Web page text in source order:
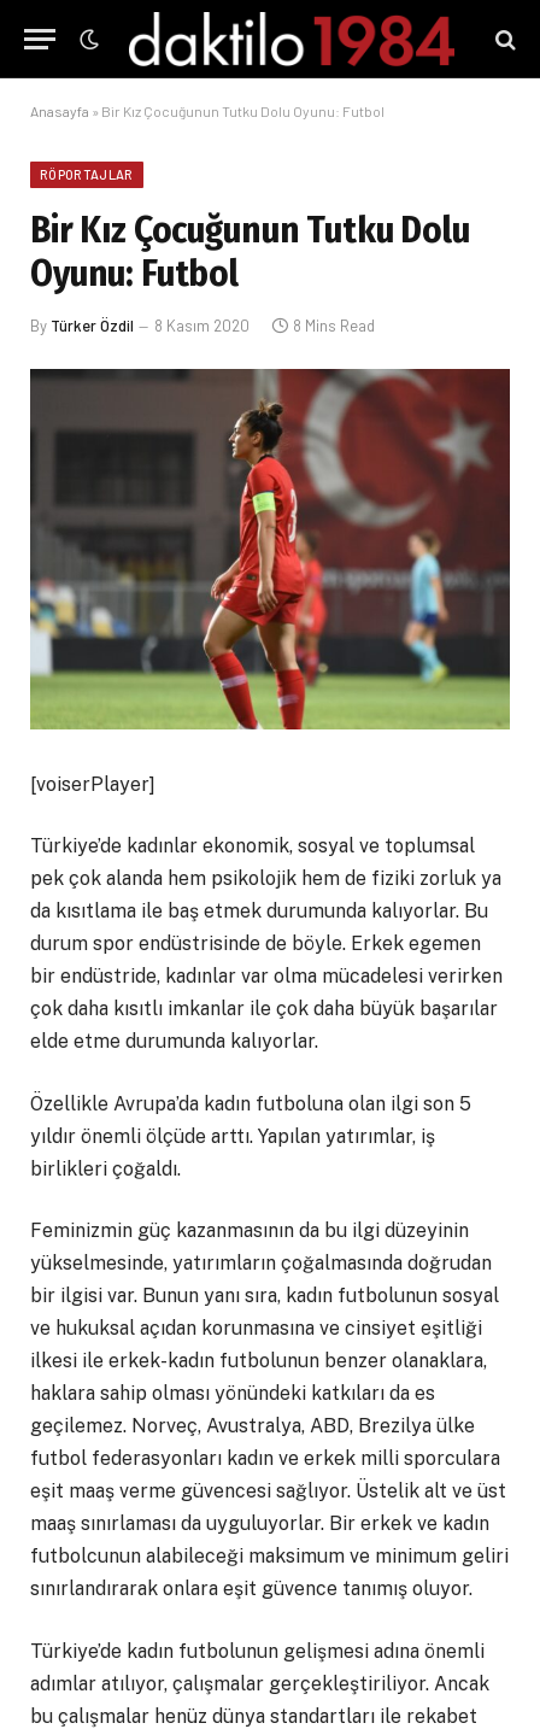
Anasayfa » Bir Kız Çocuğunun Tutku Dolu Oyunu: Futbol
RÖPORTAJLAR
Bir Kız Çocuğunun Tutku Dolu
Oyunu: Futbol
By Türker Özdil 8 Kasım 2020 8 Mins Read
[voiserPlayer]
Türkiye’de kadınlar ekonomik, sosyal ve toplumsal
pek çok alanda hem psikolojik hem de fiziki zorluk ya
da kısıtlama ile baş etmek durumunda kalıyorlar. Bu
durum spor endüstrisinde de böyle. Erkek egemen
bir endüstride, kadınlar var olma mücadelesi verirken
çok daha kısıtlı imkanlar ile çok daha büyük başarılar
elde etme durumunda kalıyorlar.
Özellikle Avrupa’da kadın futboluna olan ilgi son 5
yıldır önemli ölçüde arttı. Yapılan yatırımlar, iş
birlikleri çoğaldı.
Feminizmin güç kazanmasının da bu ilgi düzeyinin
yükselmesinde, yatırımların çoğalmasında doğrudan
bir ilgisi var. Bunun yanı sıra, kadın futbolunun sosyal
ve hukuksal açıdan korunmasına ve cinsiyet eşitliği
ilkesi ile erkek-kadın futbolunun benzer olanaklara,
haklara sahip olması yönündeki katkıları da es
geçilemez. Norveç, Avustralya, ABD, Brezilya ülke
futbol federasyonları kadın ve erkek milli sporculara
eşit maaş verme güvencesi sağlıyor. Üstelik alt ve üst
maaş sınırlaması da uyguluyorlar. Bir erkek ve kadın
futbolcunun alabileceği maksimum ve minimum geliri
sınırlandırarak onlara eşit güvence tanımış oluyor.
Türkiye’de kadın futbolunun gelişmesi adına önemli
adımlar atılıyor, çalışmalar gerçekleştiriliyor. Ancak
bu çalışmalar henüz dünya standartları ile rekabet